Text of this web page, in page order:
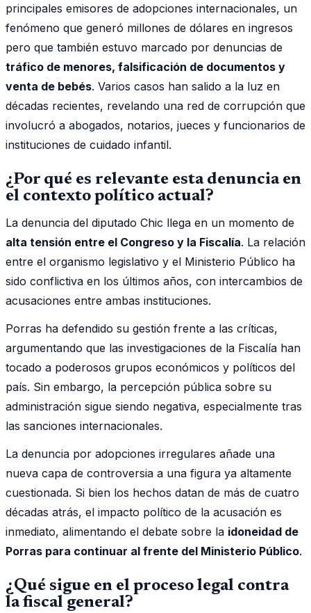
principales emisores de adopciones internacionales, un
fenómeno que generó millones de dólares en ingresos
pero que también estuvo marcado por denuncias de
tráfico de menores, falsificación de documentos y
venta de bebés. Varios casos han salido a la luz en
décadas recientes, revelando una red de corrupción que
involucró a abogados, notarios, jueces y funcionarios de
instituciones de cuidado infantil.
¿Por qué es relevante esta denuncia en
el contexto político actual?
La denuncia del diputado Chic llega en un momento de
alta tensión entre el Congreso y la Fiscalía. La relación
entre el organismo legislativo y el Ministerio Público ha
sido conflictiva en los últimos años, con intercambios de
acusaciones entre ambas instituciones.
Porras ha defendido su gestión frente a las críticas,
argumentando que las investigaciones de la Fiscalía han
tocado a poderosos grupos económicos y políticos del
país. Sin embargo, la percepción pública sobre su
administración sigue siendo negativa, especialmente tras
las sanciones internacionales.
La denuncia por adopciones irregulares añade una
nueva capa de controversia a una figura ya altamente
cuestionada. Si bien los hechos datan de más de cuatro
décadas atrás, el impacto político de la acusación es
inmediato, alimentando el debate sobre la idoneidad de
Porras para continuar al frente del Ministerio Público.
¿Qué sigue en el proceso legal contra
la fiscal general?